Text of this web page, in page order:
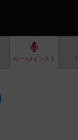
ルール/インスト